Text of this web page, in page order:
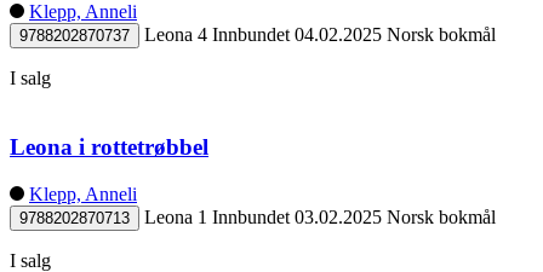
Klepp, Anneli
9788202870737 Leona 4 Innbundet 04.02.2025 Norsk bokmål
I salg
Leona i rottetrøbbel
Klepp, Anneli
9788202870713 Leona 1 Innbundet 03.02.2025 Norsk bokmål
I salg